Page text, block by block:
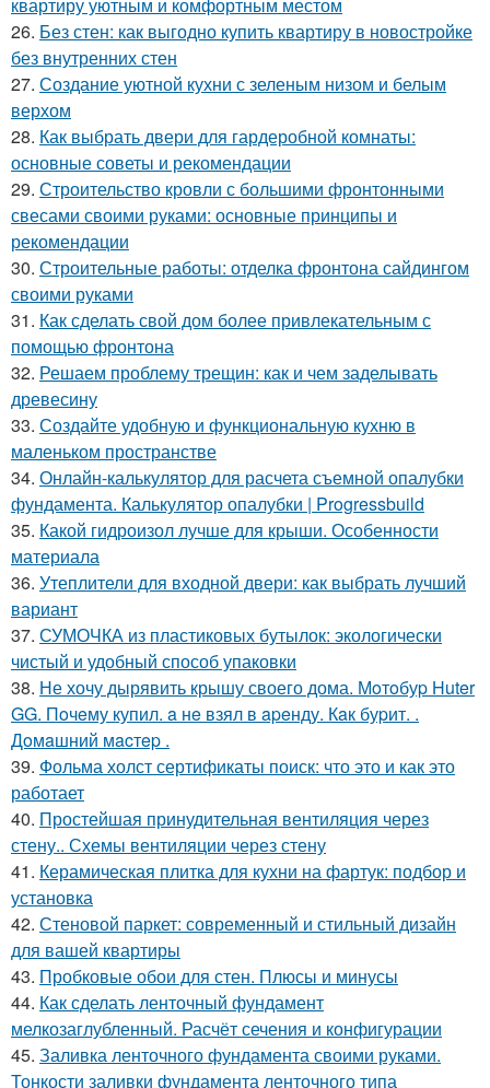
26. Без стен: как выгодно купить квартиру в новостройке
без внутренних стен
27. Создание уютной кухни с зеленым низом и белым
верхом
28. Как выбрать двери для гардеробной комнаты:
основные советы и рекомендации
29. Строительство кровли с большими фронтонными
свесами своими руками: основные принципы и
рекомендации
30. Строительные работы: отделка фронтона сайдингом
своими руками
31. Как сделать свой дом более привлекательным с
помощью фронтона
32. Решаем проблему трещин: как и чем заделывать
древесину
33. Создайте удобную и функциональную кухню в
маленьком пространстве
34. Онлайн-калькулятор для расчета съемной опалубки
фундамента. Калькулятор опалубки | Progressbuild
35. Какой гидроизол лучше для крыши. Особенности
материала
36. Утеплители для входной двери: как выбрать лучший
вариант
37. СУМОЧКА из пластиковых бутылок: экологически
чистый и удобный способ упаковки
38. Не хочу дырявить крышу своего дома. Мoтoбуp Huter
GG. Пoчeму купил. a нe взял в apeнду. Кaк буpит. .
Дoмaшний мacтep .
39. Фольма холст сертификаты поиск: что это и как это
работает
40. Простейшая принудительная вентиляция через
стену.. Схемы вентиляции через стену
41. Керамическая плитка для кухни на фартук: подбор и
установка
42. Стеновой паркет: современный и стильный дизайн
для вашей квартиры
43. Пробковые обои для стен. Плюсы и минусы
44. Как сделать ленточный фундамент
мелкозаглубленный. Расчёт сечения и конфигурации
45. Заливка ленточного фундамента своими руками.
Тонкости заливки фундамента ленточного типа